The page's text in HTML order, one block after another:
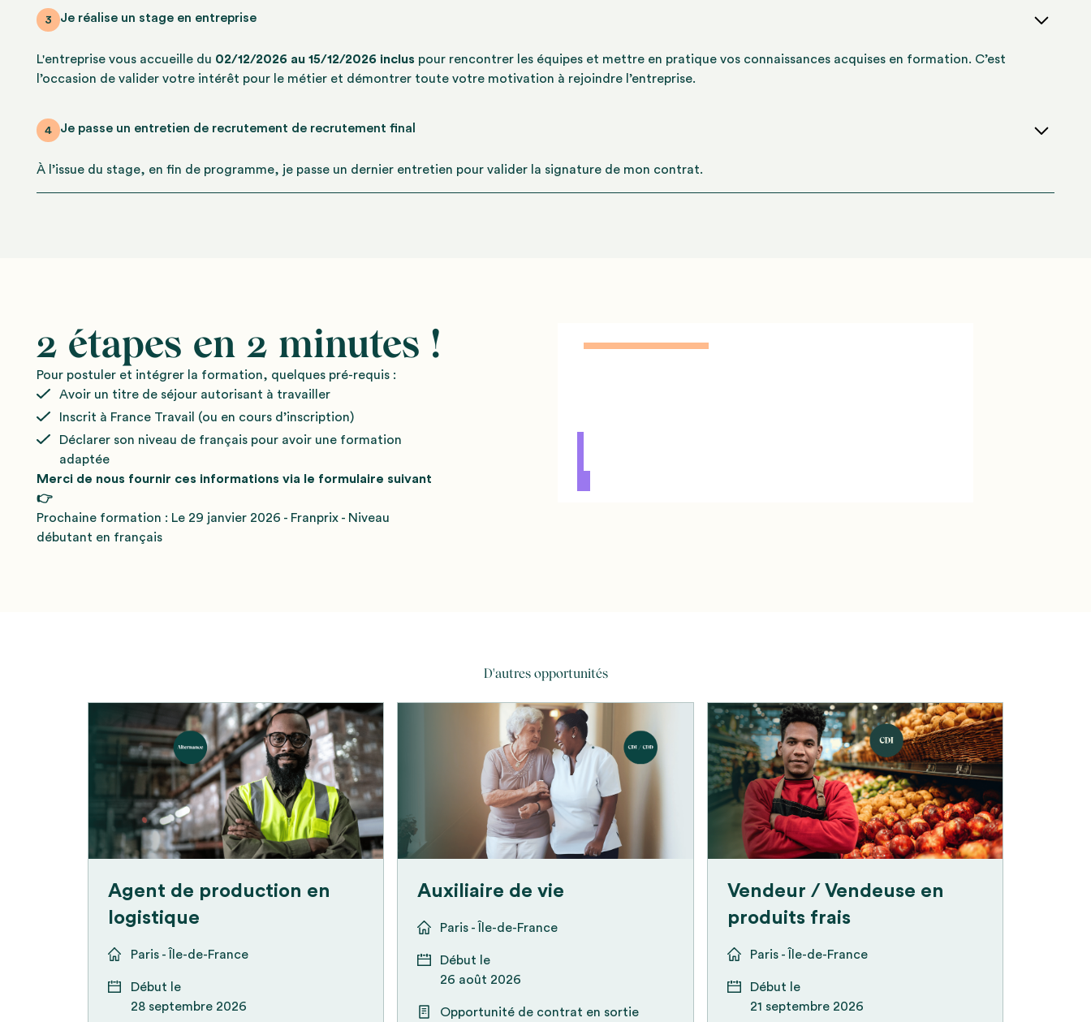
3 Je réalise un stage en entreprise
L'entreprise vous accueille du 02/12/2026 au 15/12/2026 inclus pour rencontrer les équipes et mettre en pratique vos connaissances acquises en formation. C’est
l’occasion de valider votre intérêt pour le métier et démontrer toute votre motivation à rejoindre l’entreprise.
4 Je passe un entretien de recrutement de recrutement final
À l’issue du stage, en fin de programme, je passe un dernier entretien pour valider la signature de mon contrat.
2 étapes en 2 minutes !
Pour postuler et intégrer la formation, quelques pré-requis :
Avoir un titre de séjour autorisant à travailler
Inscrit à France Travail (ou en cours d’inscription)
Déclarer son niveau de français pour avoir une formation
adaptée
Merci de nous fournir ces informations via le formulaire suivant
👉
Prochaine formation : Le 29 janvier 2026 - Franprix - Niveau
débutant en français
D'autres opportunités
Agent de production en
logistique
Paris - Île-de-France
Début le
28 septembre 2026
Auxiliaire de vie
Paris - Île-de-France
Début le
26 août 2026
Opportunité de contrat en sortie
Vendeur / Vendeuse en
produits frais
Paris - Île-de-France
Début le
21 septembre 2026